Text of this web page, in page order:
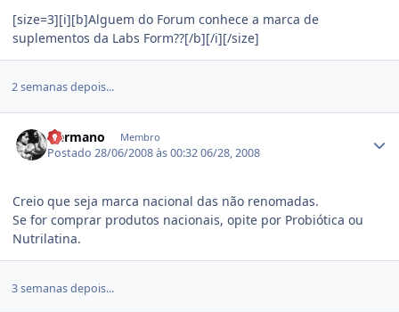
[size=3][i][b]Alguem do Forum conhece a marca de
suplementos da Labs Form??[/b][/i][/size]
2 semanas depois...
Hermano Membro
Postado28/06/2008 às 00:3206/28, 2008
Creio que seja marca nacional das não renomadas.
Se for comprar produtos nacionais, opite por Probiótica ou
Nutrilatina.
3 semanas depois...